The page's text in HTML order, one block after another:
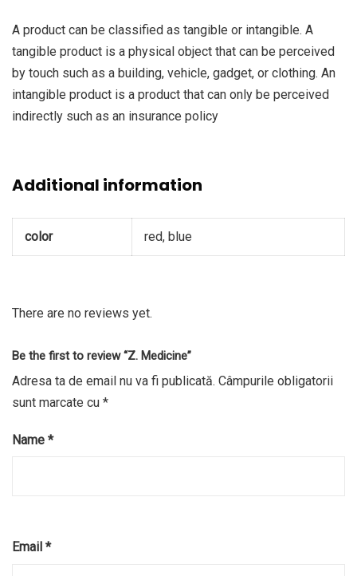
A product can be classified as tangible or intangible. A
tangible product is a physical object that can be perceived
by touch such as a building, vehicle, gadget, or clothing. An
intangible product is a product that can only be perceived
indirectly such as an insurance policy
Additional information
color red, blue
There are no reviews yet.
Be the first to review “Z. Medicine”
Adresa ta de email nu va fi publicată. Câmpurile obligatorii
sunt marcate cu *
Name *
Email *